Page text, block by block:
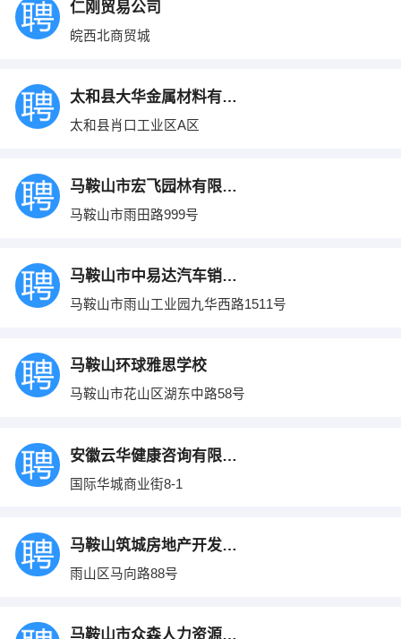
仁刚贸易公司
皖西北商贸城
太和县大华金属材料有限公司
太和县肖口工业区A区
马鞍山市宏飞园林有限公司
马鞍山市雨田路999号
马鞍山市中易达汽车销售服务有限公司
马鞍山市雨山工业园九华西路1511号
马鞍山环球雅思学校
马鞍山市花山区湖东中路58号
安徽云华健康咨询有限公司
国际华城商业街8-1
马鞍山筑城房地产开发有限公司
雨山区马向路88号
马鞍山市众森人力资源有限公司